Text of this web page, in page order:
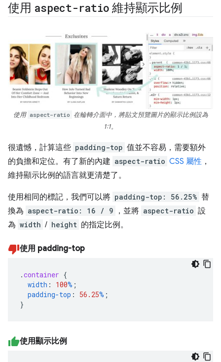
使用 aspect-ratio 維持顯示比例
使用 aspect-ratio 在輪轉介面中，將貼文預覽圖片的顯示比例設為
1:1。
很遺憾，計算這些 padding-top 值並不容易，需要額外
的負擔和定位。有了新的內建 aspect-ratio CSS 屬性 ，
維持顯示比例的語言就更清楚了。
使用相同的標記，我們可以將 padding-top: 56.25% 替
換為 aspect-ratio: 16 / 9 ，並將 aspect-ratio 設
為 width / height 的指定比例。
使用 padding-top
.container {
width : 100% ;
padding-top : 56.25% ;
}
使用顯示比例